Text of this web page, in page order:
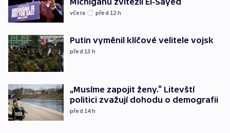
včera před 12 h
Putin vyměnil klíčové velitele vojsk
před 13 h
„Musíme zapojit ženy.“ Litevští
politici zvažují dohodu o demografii
před 14h